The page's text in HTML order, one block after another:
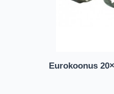
Eurokoonus